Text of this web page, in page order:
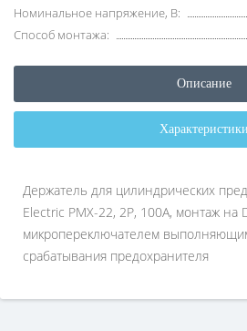
Номинальное напряжение, В:
Способ монтажа:
Описание
Характеристики
Держатель для цилиндрических
Electric PMX-22, 2P, 100А, монтаж на
микропереключателем
срабатывания предохранителя